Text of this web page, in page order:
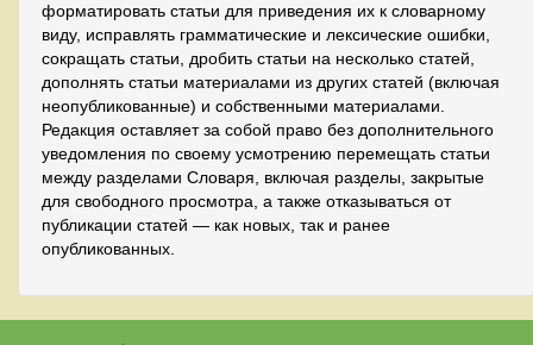
форматировать статьи для приведения их к словарному
виду, исправлять грамматические и лексические ошибки,
сокращать статьи, дробить статьи на несколько статей,
дополнять статьи материалами из других статей (включая
неопубликованные) и собственными материалами.
Редакция оставляет за собой право без дополнительного
уведомления по своему усмотрению перемещать статьи
между разделами Словаря, включая разделы, закрытые
для свободного просмотра, а также отказываться от
публикации статей — как новых, так и ранее
опубликованных.